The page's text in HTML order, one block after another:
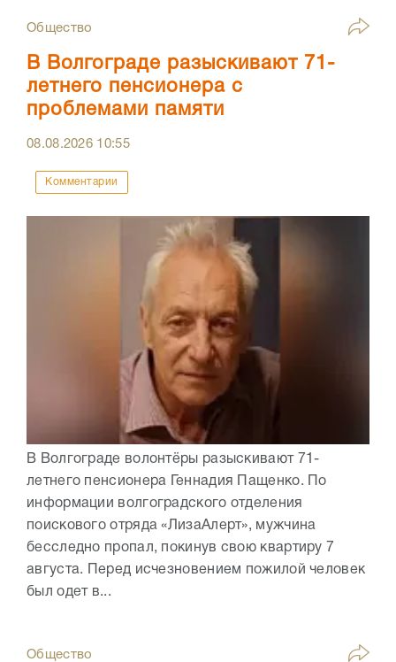
Общество
В Волгограде разыскивают 71-
летнего пенсионера с
проблемами памяти
08.08.2026 10:55
Комментарии
В Волгограде волонтёры разыскивают 71-
летнего пенсионера Геннадия Пащенко. По
информации волгоградского отделения
поискового отряда «ЛизаАлерт», мужчина
бесследно пропал, покинув свою квартиру 7
августа. Перед исчезновением пожилой человек
был одет в...
Общество